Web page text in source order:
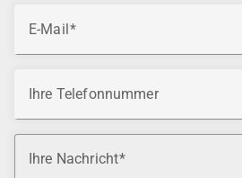
E-Mail
Ihre Telefonnummer
Ihre Nachricht